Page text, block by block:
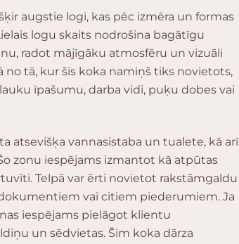
augstie logi, kas pēc izmēra un formas
logu skaits nodrošina bagātīgu
radot mājīgāku atmosfēru un vizuāli
no tā, kur šis koka namiņš tiks novietots,
īpašumu, darba vidi, puķu dobes vai
atsevišķa vannasistaba un tualete, kā arī
zonu iespējams izmantot kā atpūtas
Telpā var ērti novietot rakstāmgaldu
vai citiem piederumiem. Ja
iespējams pielāgot klientu
un sēdvietas. Šim koka dārza